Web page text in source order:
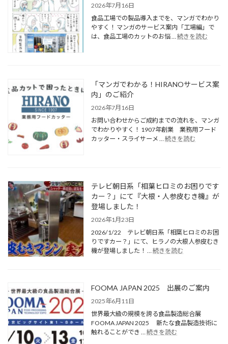
2026年7月16日
食品工場での製品導入までを、マンガでわかり
やすく！ マンガのサービス案内「工場編」で
は、食品工場のカットのお悩 …続きを読む
「マンガでわかる！HIRANOサービス案
内」のご紹介
2026年7月16日
お問い合わせからご成約までの流れを、マンガ
でわかりやすく！ 1907年創業 業務用フード
カッター・スライサーメ … 続きを読む
テレビ朝日系「相葉ヒロミのお困りです
カー？」にて『大根・人参皮むき機』が
登場しました！
2026年1月23日
2026/1/22 テレビ朝日系「相葉ヒロミのお困
りですカー？」にて、ヒラノの大根人参皮むき
機が登場しました！ … 続きを読む
FOOMA JAPAN 2025 出展のご案内
2025年6月11日
世界最大級の規模を誇る食品製造総合展
FOOMA JAPAN 2025 新たな食品製造技術に
触れることができ … 続きを読む